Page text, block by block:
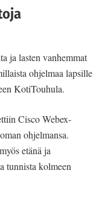
ja lasten vanhemmat
ohjelmaa lapsille
KotiTouhula.
Cisco Webex-
ohjelmansa.
etänä ja
tunnista kolmeen